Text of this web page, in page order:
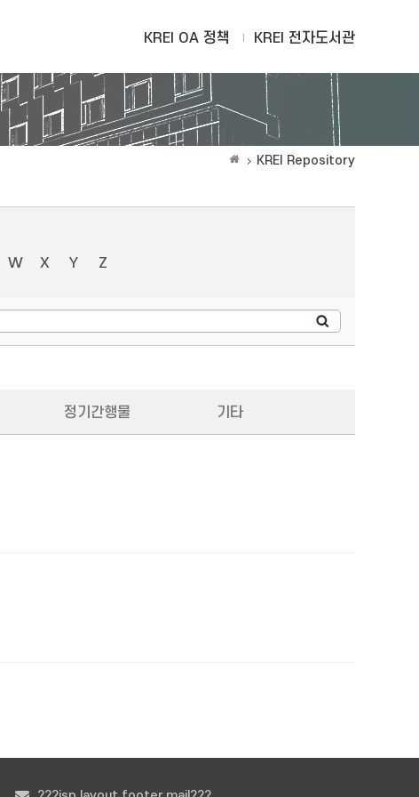
KREI OA 정책 KREI 전자도서관
KREI Repository
W X Y Z
정기간행물 기타